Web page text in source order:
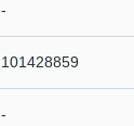
-
101428859
-